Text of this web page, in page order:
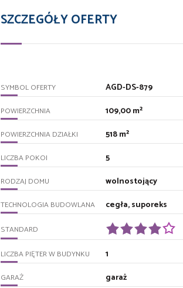
SZCZEGÓŁY OFERTY
SYMBOL OFERTY AGD-DS-879
POWIERZCHNIA 109,00 m²
POWIERZCHNIA DZIAŁKI 518 m²
LICZBA POKOI 5
RODZAJ DOMU wolnostojący
TECHNOLOGIA BUDOWLANA cegła, suporeks
STANDARD
LICZBA PIĘTER W BUDYNKU 1
GARAŻ garaż